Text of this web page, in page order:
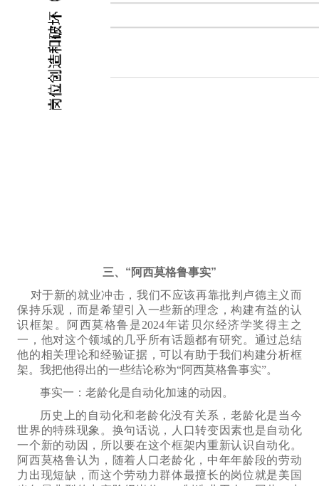
三、“阿西莫格鲁事实”
对于新的就业冲击，我们不应该再靠批判卢德主义 而
保持乐观 ，而是希望引入 一些新的理念，构建有益的认
识框架 。阿西莫格鲁是2024年诺贝尔经济学奖得主之
一，他对这个领域的 几乎所有话题都有研究。 通过总结
他的相关理论和经验证据 ，可以有助于我们构建分析框
架。我把他得出的一些结论称为“阿西莫格鲁事实”。
事实一：老龄化是自动化加速的动因。
历史上的自动化和老龄化没有关系，老龄化是当今
世界的特殊现象。换句话说，人口转变因素也是自动化
一个新的动因， 所以要在这个框架内重新认识自动化。
阿西莫格鲁认为，随着人口老龄化，中年年龄段的劳动
力出现短缺 ，而这个劳动力群体最擅长的岗位就是美国